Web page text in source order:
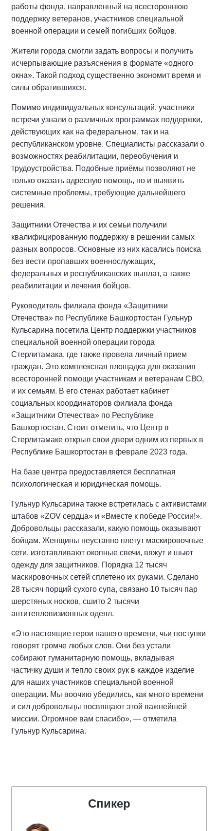
работы фонда, направленный на всестороннюю
поддержку ветеранов, участников специальной
военной операции и семей погибших бойцов.
Жители города смогли задать вопросы и получить
исчерпывающие разъяснения в формате «одного
окна». Такой подход существенно экономит время и
силы обратившихся.
Помимо индивидуальных консультаций, участники
встречи узнали о различных программах поддержки,
действующих как на федеральном, так и на
республиканском уровне. Специалисты рассказали о
возможностях реабилитации, переобучения и
трудоустройства. Подобные приёмы позволяют не
только оказать адресную помощь, но и выявить
системные проблемы, требующие дальнейшего
решения.
Защитники Отечества и их семьи получили
квалифицированную поддержку в решении самых
разных вопросов. Основные из них касались поиска
без вести пропавших военнослужащих,
федеральных и республиканских выплат, а также
реабилитации и лечения бойцов.
Руководитель филиала фонда «Защитники
Отечества» по Республике Башкортостан Гульнур
Кульсарина посетила Центр поддержки участников
специальной военной операции города
Стерлитамака, где также провела личный прием
граждан. Это комплексная площадка для оказания
всесторонней помощи участникам и ветеранам СВО,
и их семьям. В его стенах работает кабинет
социальных координаторов филиала фонда
«Защитники Отечества» по Республике
Башкортостан. Стоит отметить, что Центр в
Стерлитамаке открыл свои двери одним из первых в
Республике Башкортостан в феврале 2023 года.
На базе центра предоставляется бесплатная
психологическая и юридическая помощь.
Гульнур Кульсарина также встретилась с активистами
штабов «ZOV сердца» и «Вместе к победе России!».
Добровольцы рассказали, какую помощь оказывают
бойцам. Женщины неустанно плетут маскировочные
сети, изготавливают окопные свечи, вяжут и шьют
одежду для защитников. Порядка 12 тысяч
маскировочных сетей сплетено их руками. Сделано
28 тысяч порций сухого супа, связано 10 тысяч пар
шерстяных носков, сшито 2 тысячи
антитепловизионных одеял.
«Это настоящие герои нашего времени, чьи поступки
говорят громче любых слов. Они без устали
собирают гуманитарную помощь, вкладывая
частичку души и тепло своих рук в каждое изделие
для наших участников специальной военной
операции. Мы воочию убедились, как много времени
и сил добровольцы посвящают этой важнейшей
миссии. Огромное вам спасибо», — отметила
Гульнур Кульсарина.
Спикер